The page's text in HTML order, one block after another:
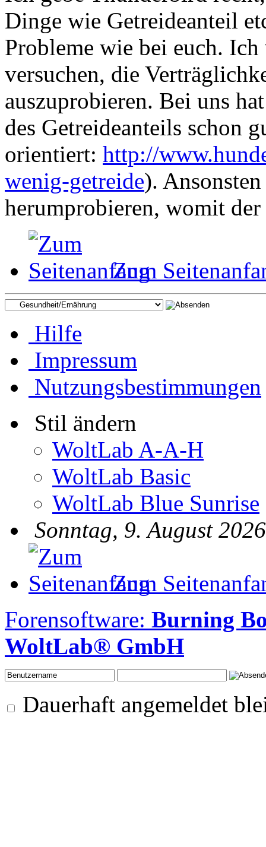
Dinge wie Getreideanteil
Probleme wie bei euch.
versuchen, die
auszuprobieren. Bei uns
des Getreideanteils schon
orientiert: http://
wenig-getreide).
herumprobieren, womit
Zum
Hilfe
Impressum
Nutzungsbestimmungen
Stil ändern
WoltLab A-A-H
WoltLab Basic
WoltLab Blue Sunrise
Sonntag, 9. August
Zum
Forensoftware: Burning
WoltLab® GmbH
Dauerhaft angemeldet